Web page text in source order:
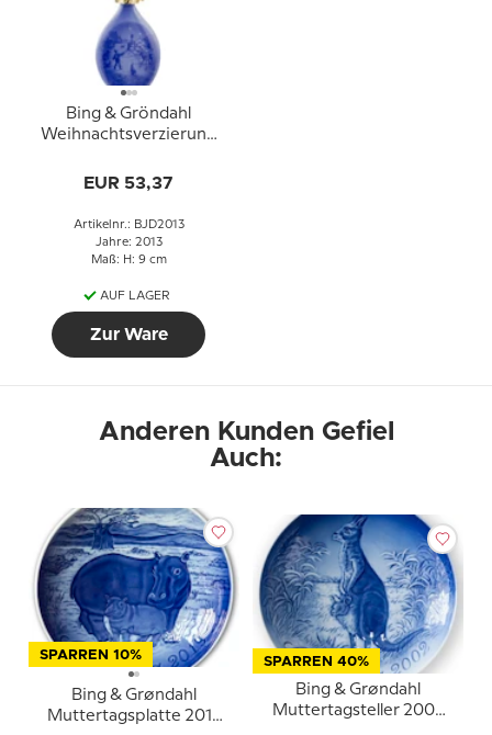
Bing & Gröndahl
Weihnachtsverzierung
Weihnachtstropfen,
EUR 53,37
Artikelnr.: BJD2013
Jahre: 2013
Maß: H: 9 cm
AUF LAGER
Zur Ware
Anderen Kunden Gefiel
Auch:
SPARREN 10%
Bing & Grøndahl
Muttertagsplatte 2019
SPARREN 40%
Bing & Grøndahl
Muttertagsteller 2002